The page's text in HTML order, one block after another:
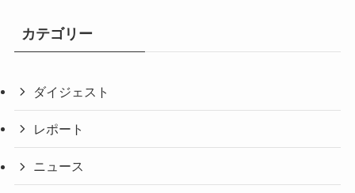
カテゴリー
ダイジェスト
レポート
ニュース